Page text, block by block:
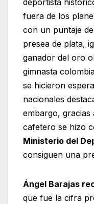
deportista
fuera de los
con un puntaje de
presea de plata,
ganador del oro
gimnasta
se hicieron
nacionales
embargo, gracias
cafetero se hizo
Ministerio del
consiguen una
Ángel Barajas
que fue la cifra